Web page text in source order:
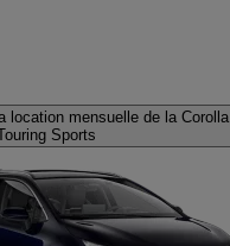
location mensuelle de la Corolla
Sports